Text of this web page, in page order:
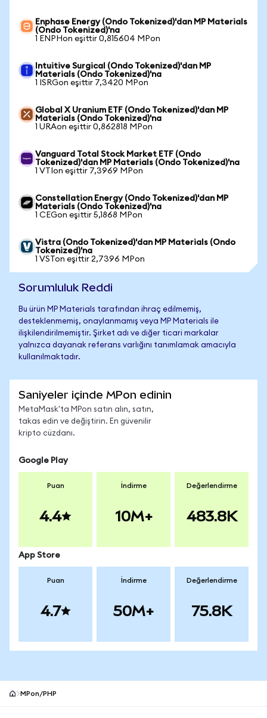
Enphase Energy (Ondo Tokenized)'dan MP Materials
(Ondo Tokenized)'na
1 ENPHon eşittir 0,815604 MPon
Intuitive Surgical (Ondo Tokenized)'dan MP
Materials (Ondo Tokenized)'na
1 ISRGon eşittir 7,3420 MPon
Global X Uranium ETF (Ondo Tokenized)'dan MP
Materials (Ondo Tokenized)'na
1 URAon eşittir 0,862818 MPon
Vanguard Total Stock Market ETF (Ondo
Tokenized)'dan MP Materials (Ondo Tokenized)'na
1 VTIon eşittir 7,3969 MPon
Constellation Energy (Ondo Tokenized)'dan MP
Materials (Ondo Tokenized)'na
1 CEGon eşittir 5,1868 MPon
Vistra (Ondo Tokenized)'dan MP Materials (Ondo
Tokenized)'na
1 VSTon eşittir 2,7396 MPon
Sorumluluk Reddi
Bu ürün MP Materials tarafından ihraç edilmemiş,
desteklenmemiş, onaylanmamış veya MP Materials ile
ilişkilendirilmemiştir. Şirket adı ve diğer ticari markalar
yalnızca dayanak referans varlığını tanımlamak amacıyla
kullanılmaktadır.
Saniyeler içinde MPon edinin
MetaMask'ta MPon satın alın, satın,
takas edin ve değiştirin. En güvenilir
kripto cüzdanı.
Google Play
Puan
4.4
İndirme
10M+
Değerlendirme
483.8K
App Store
Puan
4.7
İndirme
50M+
Değerlendirme
75.8K
MPon/PHP